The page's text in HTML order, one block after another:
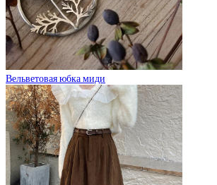
Вельветовая юбка миди